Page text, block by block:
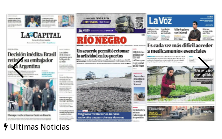
Ultimas Noticias